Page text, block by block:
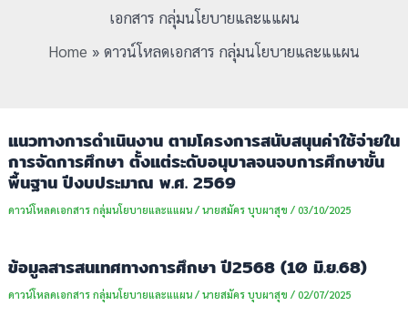
เอกสาร กลุ่มนโยบายและแแผน
Home
ดาวน์โหลดเอกสาร กลุ่มนโยบายและแแผน
แนวทางการดำเนินงาน ตามโครงการสนับสนุนค่าใช้จ่ายใน
การจัดการศึกษา ตั้งแต่ระดับอนุบาลจนจบการศึกษาขั้น
พื้นฐาน ปีงบประมาณ พ.ศ. 2569
ดาวน์โหลดเอกสาร กลุ่มนโยบายและแแผน/ นายสมัคร บุบผาสุข / 03/10/2025
ข้อมูลสารสนเทศทางการศึกษา ปี2568 (10 มิ.ย.68)
ดาวน์โหลดเอกสาร กลุ่มนโยบายและแแผน/ นายสมัคร บุบผาสุข / 02/07/2025